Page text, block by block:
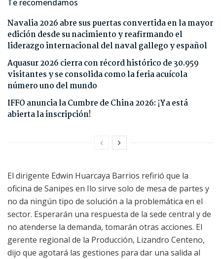
Te recomendamos
Navalia 2026 abre sus puertas convertida en la mayor
edición desde su nacimiento y reafirmando el
liderazgo internacional del naval gallego y español
Aquasur 2026 cierra con récord histórico de 30.959
visitantes y se consolida como la feria acuícola
número uno del mundo
IFFO anuncia la Cumbre de China 2026: ¡Ya está
abierta la inscripción!
El dirigente Edwin Huarcaya Barrios refirió que la
oficina de Sanipes en Ilo sirve solo de mesa de partes y
no da ningún tipo de solución a la problemática en el
sector. Esperarán una respuesta de la sede central y de
no atenderse la demanda, tomarán otras acciones. El
gerente regional de la Producción, Lizandro Centeno,
dijo que agotará las gestiones para dar una salida al